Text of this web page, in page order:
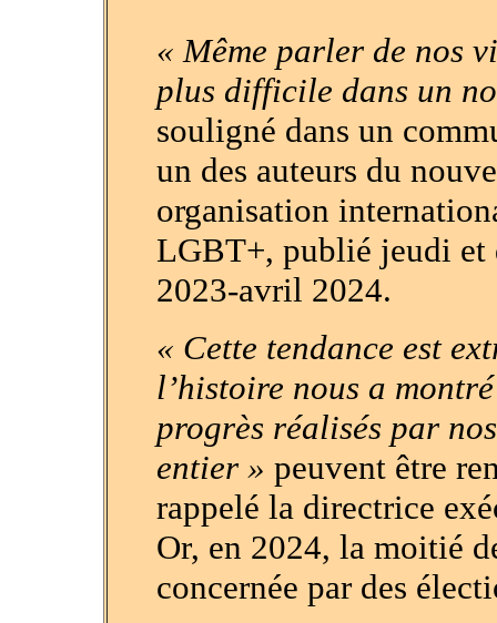
« Même parler de nos
plus difficile dans un
souligné dans un
un des auteurs du
organisation
LGBT+, publié jeudi et
2023-avril 2024.
« Cette tendance est
l’histoire nous a
progrès réalisés par
entier » peuvent être
rappelé la directrice
Or, en 2024, la moitié
concernée par des